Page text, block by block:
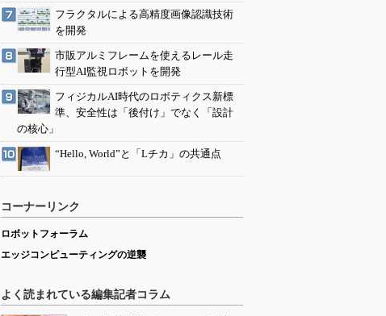
フラクタルによる高精度画像認識技術
を開発
市販アルミフレームを使えるレール走
行型AI監視ロボットを開発
フィジカルAI時代のロボティクス新標
準、安全性は「後付け」でなく「設計
の核心」
“Hello, World”と「Lチカ」の共通点
コーナーリンク
ロボットフォーラム
エッジコンピューティングの逆襲
よく読まれている編集記者コラム